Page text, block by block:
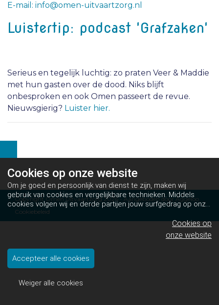
E-mail: info@omen-uitvaartzorg.nl
Luistertip: podcast 'Grafzaken'
Serieus en tegelijk luchtig: zo praten Veer & Maddie
met hun gasten over de dood. Niks blijft
onbesproken en ook Omen passeert de revue.
Nieuwsgierig? Luister hier.
Copyright Omen Uitvaartzorg 2026 - Aangeboden doorAggeloo
Cookiebeleid
Cookies op onze website
Om je goed en persoonlijk van dienst te zijn, maken wij
gebruik van cookies en vergelijkbare technieken. Middels
cookies volgen wij en derde partijen jouw surfgedrag op onze
website. Hiermee tonen wij gepersonaliseerde advertenties
en dit maakt het voor jou mogelijk om informatie te delen via
Cookies op
onze website
Accepteer alle cookies
Weiger alle cookies